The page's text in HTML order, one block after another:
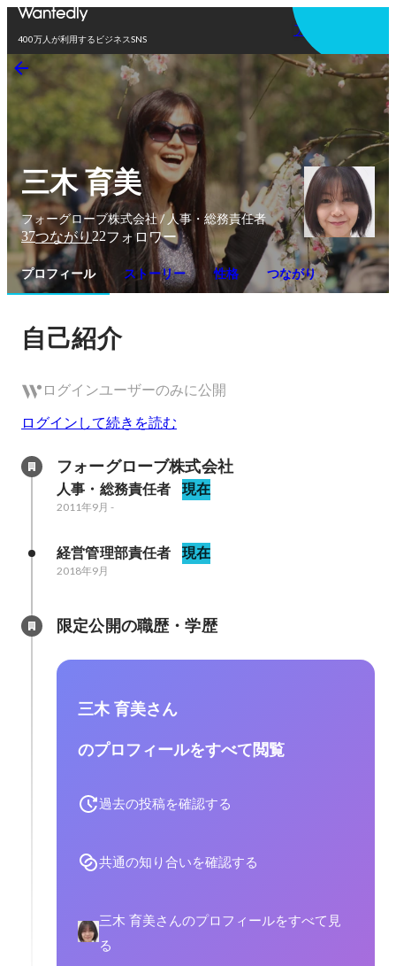
400万人が利用するビジネスSNS
アプリを使う
三木 育美
フォーグローブ株式会社 / 人事・総務責任者
37つながり 22フォロワー
プロフィール ストーリー 性格 つながり
自己紹介
ログインユーザーのみに公開
ログインして続きを読む
フォーグローブ株式会社
人事・総務責任者 現在
2011年9月 -
経営管理部責任者 現在
2018年9月
限定公開の職歴・学歴
三木 育美さん
のプロフィールをすべて閲覧
過去の投稿を確認する
共通の知り合いを確認する
三木 育美さんのプロフィールをすべて見
る